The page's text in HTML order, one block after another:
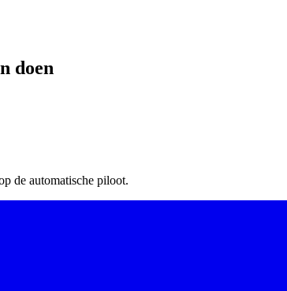
doen
de automatische piloot.